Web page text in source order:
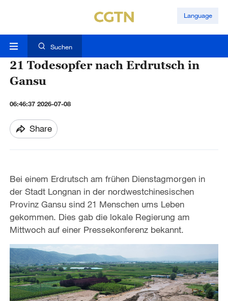
Language
Suchen
21 Todesopfer nach Erdrutsch in
Gansu
06:46:37 2026-07-08
Share
Bei einem Erdrutsch am frühen Dienstagmorgen in
der Stadt Longnan in der nordwestchinesischen
Provinz Gansu sind 21 Menschen ums Leben
gekommen. Dies gab die lokale Regierung am
Mittwoch auf einer Pressekonferenz bekannt.